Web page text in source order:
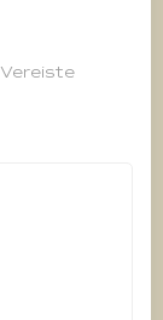
Vereiste